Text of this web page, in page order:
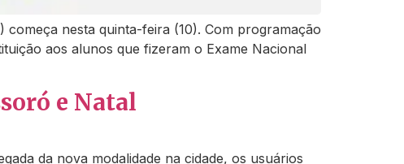
nesta quinta-feira (10). Com programação
aos alunos que fizeram o Exame Nacional
e Natal
da nova modalidade na cidade, os usuários